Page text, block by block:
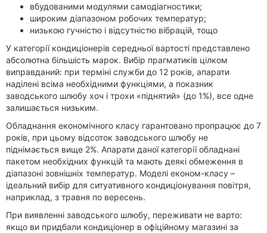
вбудованими модулями самодіагностики;
широким діапазоном робочих температур;
низькою гучністю і відсутністю вібрацій, тощо
У категорії кондиціонерів середньої вартості представлено
абсолютна більшість марок. Вибір прагматиків цілком
виправданий: при терміні служби до 12 років, апарати
наділені всіма необхідними функціями, а показник
заводського шлюбу хоч і трохи «піднятий» (до 1%), все одне
залишається низьким.
Обладнання економічного класу гарантовано пропрацює до 7
років, при цьому відсоток заводського шлюбу не
піднімається вище 2%. Апарати даної категорії обладнані
пакетом необхідних функцій та мають деякі обмеження в
діапазоні зовнішніх температур. Моделі економ-класу –
ідеальний вибір для ситуативного кондиціонування повітря,
наприклад, з травня по вересень.
При виявленні заводського шлюбу, переживати не варто:
якщо ви придбали кондиціонер в офіційному магазині за